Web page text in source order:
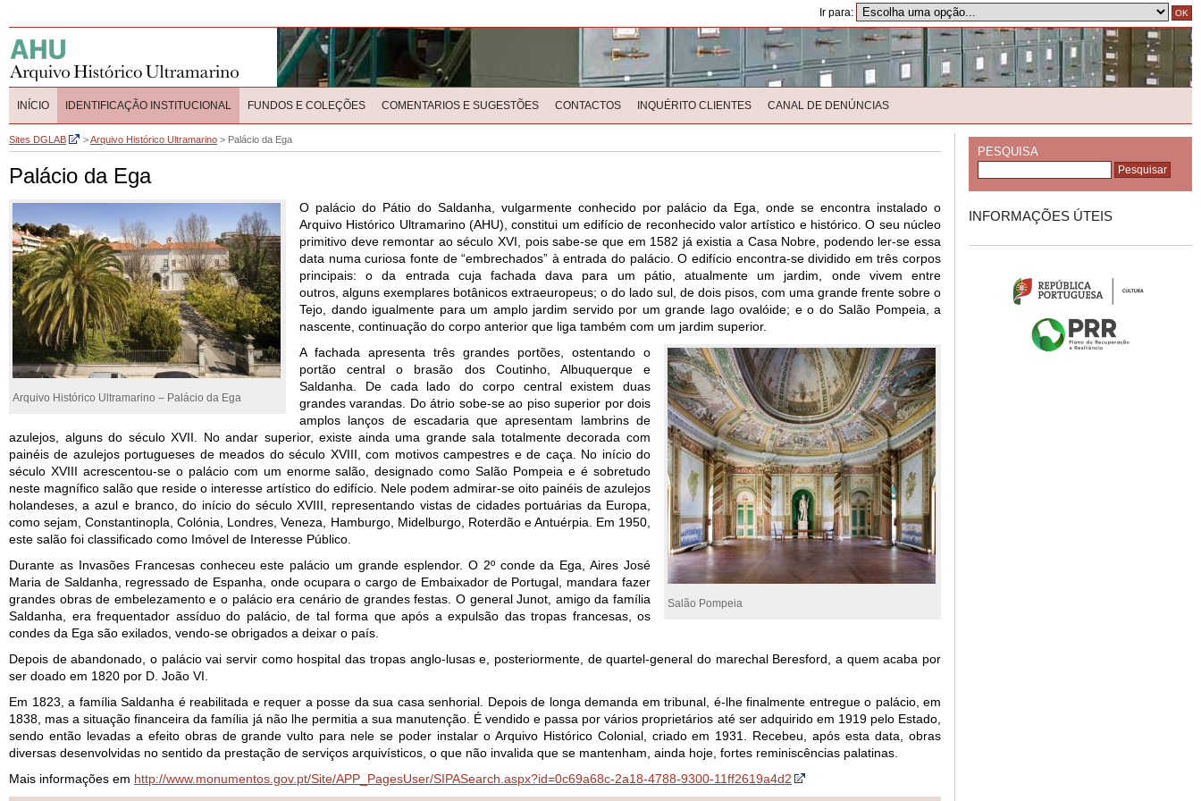
INÍCIO IDENTIFICAÇÃO INSTITUCIONAL FUNDOS E COLEÇÕES COMENTARIOS E SUGESTÕES CONTACTOS INQUÉRITO CLIENTES CANAL DE DENÚNCIAS
Sites DGLAB >Arquivo Histórico Ultramarino > Palácio da Ega
Palácio da Ega
Arquivo Histórico Ultramarino – Palácio da Ega
O palácio do Pátio do Saldanha, vulgarmente conhecido por palácio da Ega, onde se encontra instalado o
Arquivo Histórico Ultramarino (AHU), constitui um edifício de reconhecido valor artístico e histórico. O seu núcleo
primitivo deve remontar ao século XVI, pois sabe-se que em 1582 já existia a Casa Nobre, podendo ler-se essa
data numa curiosa fonte de “embrechados” à entrada do palácio. O edifício encontra-se dividido em três corpos
principais: o da entrada cuja fachada dava para um pátio, atualmente um jardim, onde vivem entre
outros, alguns exemplares botânicos extraeuropeus; o do lado sul, de dois pisos, com uma grande frente sobre o
Tejo, dando igualmente para um amplo jardim servido por um grande lago ovalóide; e o do Salão Pompeia, a
nascente, continuação do corpo anterior que liga também com um jardim superior.
Salão Pompeia
A fachada apresenta três grandes portões, ostentando o
portão central o brasão dos Coutinho, Albuquerque e
Saldanha. De cada lado do corpo central existem duas
grandes varandas. Do átrio sobe-se ao piso superior por dois
amplos lanços de escadaria que apresentam lambrins de
azulejos, alguns do século XVII. No andar superior, existe ainda uma grande sala totalmente decorada com
painéis de azulejos portugueses de meados do século XVIII, com motivos campestres e de caça. No início do
século XVIII acrescentou-se o palácio com um enorme salão, designado como Salão Pompeia e é sobretudo
neste magnífico salão que reside o interesse artístico do edifício. Nele podem admirar-se oito painéis de azulejos
holandeses, a azul e branco, do início do século XVIII, representando vistas de cidades portuárias da Europa,
como sejam, Constantinopla, Colónia, Londres, Veneza, Hamburgo, Midelburgo, Roterdão e Antuérpia. Em 1950,
este salão foi classificado como Imóvel de Interesse Público.
Durante as Invasões Francesas conheceu este palácio um grande esplendor. O 2º conde da Ega, Aires José
Maria de Saldanha, regressado de Espanha, onde ocupara o cargo de Embaixador de Portugal, mandara fazer
grandes obras de embelezamento e o palácio era cenário de grandes festas. O general Junot, amigo da família
Saldanha, era frequentador assíduo do palácio, de tal forma que após a expulsão das tropas francesas, os
condes da Ega são exilados, vendo-se obrigados a deixar o país.
Depois de abandonado, o palácio vai servir como hospital das tropas anglo-lusas e, posteriormente, de quartel-general do marechal Beresford, a quem acaba por
ser doado em 1820 por D. João VI.
Em 1823, a família Saldanha é reabilitada e requer a posse da sua casa senhorial. Depois de longa demanda em tribunal, é-lhe finalmente entregue o palácio, em
1838, mas a situação financeira da família já não lhe permitia a sua manutenção. É vendido e passa por vários proprietários até ser adquirido em 1919 pelo Estado,
sendo então levadas a efeito obras de grande vulto para nele se poder instalar o Arquivo Histórico Colonial, criado em 1931. Recebeu, após esta data, obras
diversas desenvolvidas no sentido da prestação de serviços arquivísticos, o que não invalida que se mantenham, ainda hoje, fortes reminiscências palatinas.
Mais informações em http://www.monumentos.gov.pt/Site/APP_PagesUser/SIPASearch.aspx?id=0c69a68c-2a18-4788-9300-11ff2619a4d2
PESQUISA
INFORMAÇÕES ÚTEIS
Ir para: